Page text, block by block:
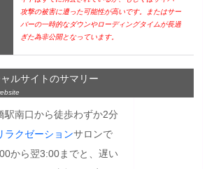
攻撃の被害に遭った可能性が高いです。またはサー
バーの一時的なダウンやローディングタイムが長過
ぎた為非公開となっています。
ルサイトのサマリー
駅南口から徒歩わずか2分
ラクゼーションサロンで
から翌3:00までと、遅い